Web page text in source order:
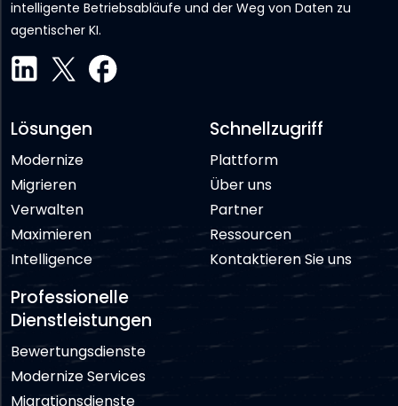
intelligente Betriebsabläufe und der Weg von Daten zu
agentischer KI.
Lösungen
Modernize
Migrieren
Verwalten
Maximieren
Intelligence
Professionelle
Dienstleistungen
Bewertungsdienste
Modernize Services
Migrationsdienste
Schnellzugriff
Plattform
Über uns
Partner
Ressourcen
Kontaktieren Sie uns